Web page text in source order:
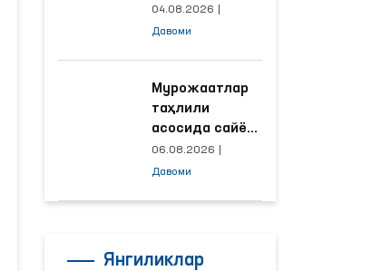
тушаётган
ҳудудлар
ишлаш йўлга
қўйилди
04.08.2026
Давоми
Мурожаатлар
таҳлили
асосида сайёр
қабул
ўтказиладиган
06.08.2026
Давоми
Янгиликлар